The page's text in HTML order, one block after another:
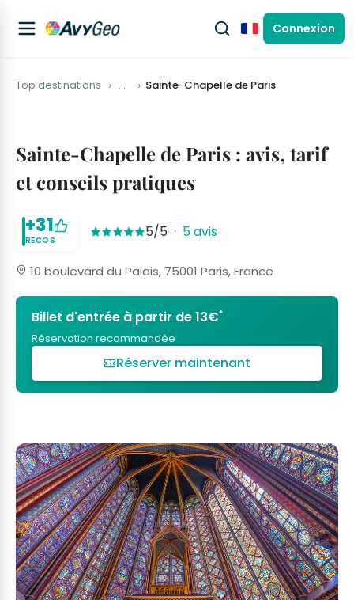
FrançaisConnexion
Top destinations … Sainte-Chapelle de Paris
Sainte-Chapelle de Paris : avis, tarif
et conseils pratiques
+31
RECOS 5/5 · 5 avis
10 boulevard du Palais, 75001 Paris, France
Billet d'entrée à partir de 13€*
Réservation recommandée
Réserver maintenant